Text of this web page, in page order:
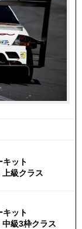
ット
級クラス
ット
級3枠クラス